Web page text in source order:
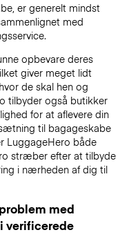
er generelt mindst
med
opbevare deres
giver meget lidt
de skal hen og
tilbyder også butikker
for at aflevere din
til bagageskabe
LuggageHero både
stræber efter at tilbyde
i nærheden af dig til
med
verificerede